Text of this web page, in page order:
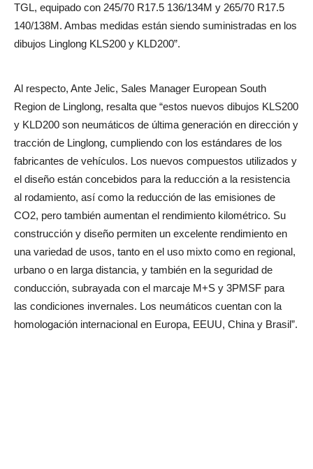
TGL, equipado con 245/70 R17.5 136/134M y 265/70 R17.5
140/138M. Ambas medidas están siendo suministradas en los
dibujos Linglong KLS200 y KLD200”.
Al respecto, Ante Jelic, Sales Manager European South
Region de Linglong, resalta que “estos nuevos dibujos KLS200
y KLD200 son neumáticos de última generación en dirección y
tracción de Linglong, cumpliendo con los estándares de los
fabricantes de vehículos. Los nuevos compuestos utilizados y
el diseño están concebidos para la reducción a la resistencia
al rodamiento, así como la reducción de las emisiones de
CO2, pero también aumentan el rendimiento kilométrico. Su
construcción y diseño permiten un excelente rendimiento en
una variedad de usos, tanto en el uso mixto como en regional,
urbano o en larga distancia, y también en la seguridad de
conducción, subrayada con el marcaje M+S y 3PMSF para
las condiciones invernales. Los neumáticos cuentan con la
homologación internacional en Europa, EEUU, China y Brasil”.